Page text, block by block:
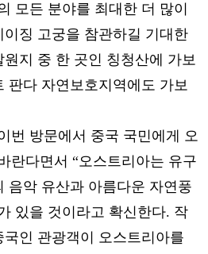
모든 분야를 최대한 더 많이
징 고궁을 참관하길 기대한
지 중 한 곳인 칭청산에 가보
판다 자연보호지역에도 가보
번 방문에서 중국 국민에게 오
란다면서 “오스트리아는 유구
음악 유산과 아름다운 자연풍
있을 것이라고 확신한다. 작
국인 관광객이 오스트리아를